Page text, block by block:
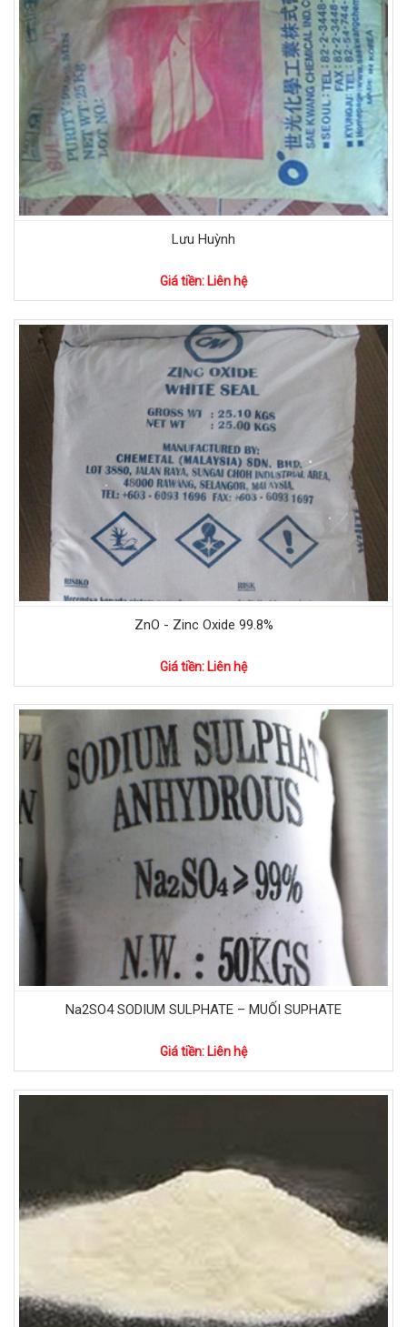
Lưu Huỳnh
Giá tiền: Liên hệ
ZnO - Zinc Oxide 99.8%
Giá tiền: Liên hệ
Na2SO4 SODIUM SULPHATE – MUỐI SUPHATE
Giá tiền: Liên hệ